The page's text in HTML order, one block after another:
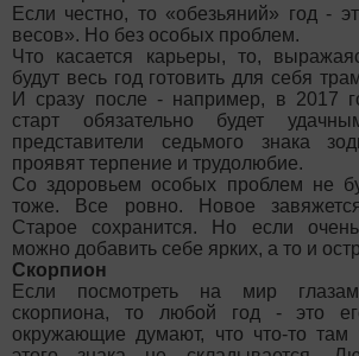
Если честно, то «обезьяний» год -
весов». Но без особых проблем.
Что касается карьеры, то,
будут весь год готовить для себя
И сразу после - например, в 2017
старт обязательно будет
представители седьмого знака
проявят терпение и трудолюбие.
Со здоровьем особых проблем не
тоже. Все ровно. Новое
Старое сохранится. Но если
можно добавить себе ярких, а то и
Скорпион
Если посмотреть на мир
скорпиона, то любой год - это
окружающие думают, что что-то там